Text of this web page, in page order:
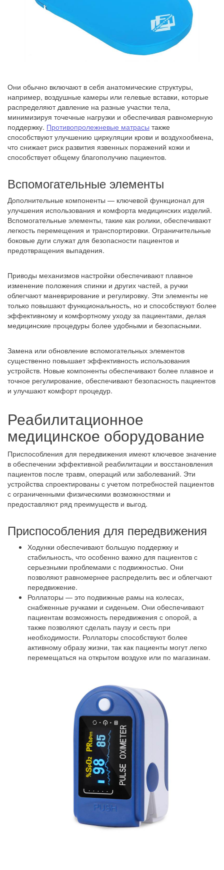
Они обычно включают в себя анатомические структуры,
например, воздушные камеры или гелевые вставки, которые
распределяют давление на разные участки тела,
минимизируя точечные нагрузки и обеспечивая равномерную
поддержку. Противопролежневые матрасы также
способствуют улучшению циркуляции крови и воздухообмена,
что снижает риск развития язвенных поражений кожи и
способствует общему благополучию пациентов.
Вспомогательные элементы
Дополнительные компоненты — ключевой функционал для
улучшения использования и комфорта медицинских изделий.
Вспомогательные элементы, такие как ролики, обеспечивают
легкость перемещения и транспортировки. Ограничительные
боковые дуги служат для безопасности пациентов и
предотвращения выпадения.
Приводы механизмов настройки обеспечивают плавное
изменение положения спинки и других частей, а ручки
облегчают маневрирование и регулировку. Эти элементы не
только повышают функциональность, но и способствуют более
эффективному и комфортному уходу за пациентами, делая
медицинские процедуры более удобными и безопасными.
Замена или обновление вспомогательных элементов
существенно повышает эффективность использования
устройств. Новые компоненты обеспечивают более плавное и
точное регулирование, обеспечивают безопасность пациентов
и улучшают комфорт процедур.
Реабилитационное
медицинское оборудование
Приспособления для передвижения имеют ключевое значение
в обеспечении эффективной реабилитации и восстановления
пациентов после травм, операций или заболеваний. Эти
устройства спроектированы с учетом потребностей пациентов
с ограниченными физическими возможностями и
предоставляют ряд преимуществ и выгод.
Приспособления для передвижения
Ходунки обеспечивают большую поддержку и
стабильность, что особенно важно для пациентов с
серьезными проблемами с подвижностью. Они
позволяют равномернее распределить вес и облегчают
передвижение.
Роллаторы — это подвижные рамы на колесах,
снабженные ручками и сиденьем. Они обеспечивают
пациентам возможность передвижения с опорой, а
также позволяют сделать паузу и сесть при
необходимости. Роллаторы способствуют более
активному образу жизни, так как пациенты могут легко
перемещаться на открытом воздухе или по магазинам.